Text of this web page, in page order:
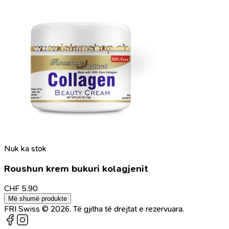
Nuk ka stok
Roushun krem bukuri kolagjenit
CHF 5.90
Më shumë produkte
FRI Swiss © 2026. Të gjitha të drejtat e rezervuara.